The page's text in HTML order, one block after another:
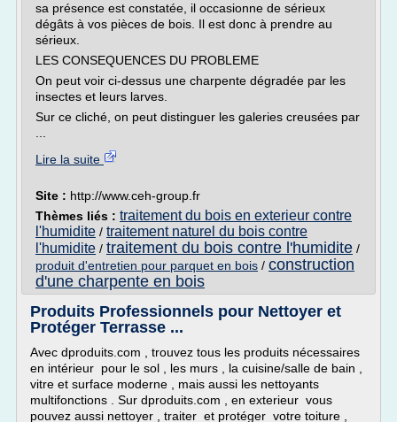
sa présence est constatée, il occasionne de sérieux
dégâts à vos pièces de bois. Il est donc à prendre au
sérieux.
LES CONSEQUENCES DU PROBLEME
On peut voir ci-dessus une charpente dégradée par les
insectes et leurs larves.
Sur ce cliché, on peut distinguer les galeries creusées par
Lire la suite
Site : http://www.ceh-group.fr
Thèmes liés : traitement du bois en exterieur contre
l'humidite / traitement naturel du bois contre
l'humidite / traitement du bois contre l'humidite /
produit d'entretien pour parquet en bois / construction
d'une charpente en bois
Produits Professionnels pour Nettoyer et
Protéger Terrasse ...
Avec dproduits.com , trouvez tous les produits nécessaires
en intérieur pour le sol , les murs , la cuisine/salle de bain ,
vitre et surface moderne , mais aussi les nettoyants
multifonctions . Sur dproduits.com , en exterieur vous
pouvez aussi nettoyer , traiter et protéger votre toiture ,